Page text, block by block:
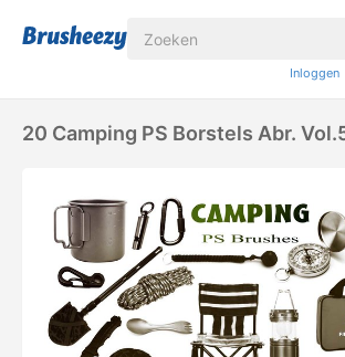
Inloggen
20 Camping PS Borstels Abr.